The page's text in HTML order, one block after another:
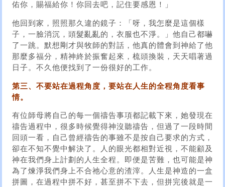
佑你，賜福給你！你回去吧，記住要感恩！」
他回到家，照照那久違的鏡子：「呀，我怎麼是這個樣
子，一臉消沉，頭髮亂亂的，衣服也不淨。」他自己都嚇
了一跳。默想剛才與牧師的對話，他真的體會到神給了他
那麼多福分，精神終於振奮起來，梳頭換裝，天天唱著過
日子。不久他便找到了一份很好的工作。
第三、不要站在過程角度，要站在人生的全程角度看事
情。
有位師母將自己的每一個禱告事項都記載下來，她發現在
禱告過程中，很多時候覺得神沒聽禱告，但過了一段時間
回頭一看，自己曾經禱告的事雖不是按自己要求的方式，
卻在不知不覺中解決了。人的眼光都相對近視，不能顧及
神在我們身上計劃的人生全程。即便是苦難，也可能是神
為了煉淨我們身上不合祂心意的渣滓。人生是神造的一盒
拼圖，在過程中拼不好，甚至拼不下去，但拼完後就是一